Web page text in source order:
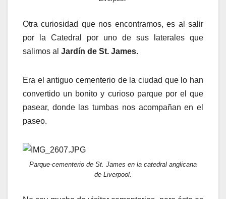
Otra curiosidad que nos encontramos, es al salir
por la Catedral por uno de sus laterales que
salimos al Jardín de St. James.
Era el antiguo cementerio de la ciudad que lo han
convertido un bonito y curioso parque por el que
pasear, donde las tumbas nos acompañan en el
paseo.
Parque-cementerio de St. James en la catedral anglicana
de Liverpool.